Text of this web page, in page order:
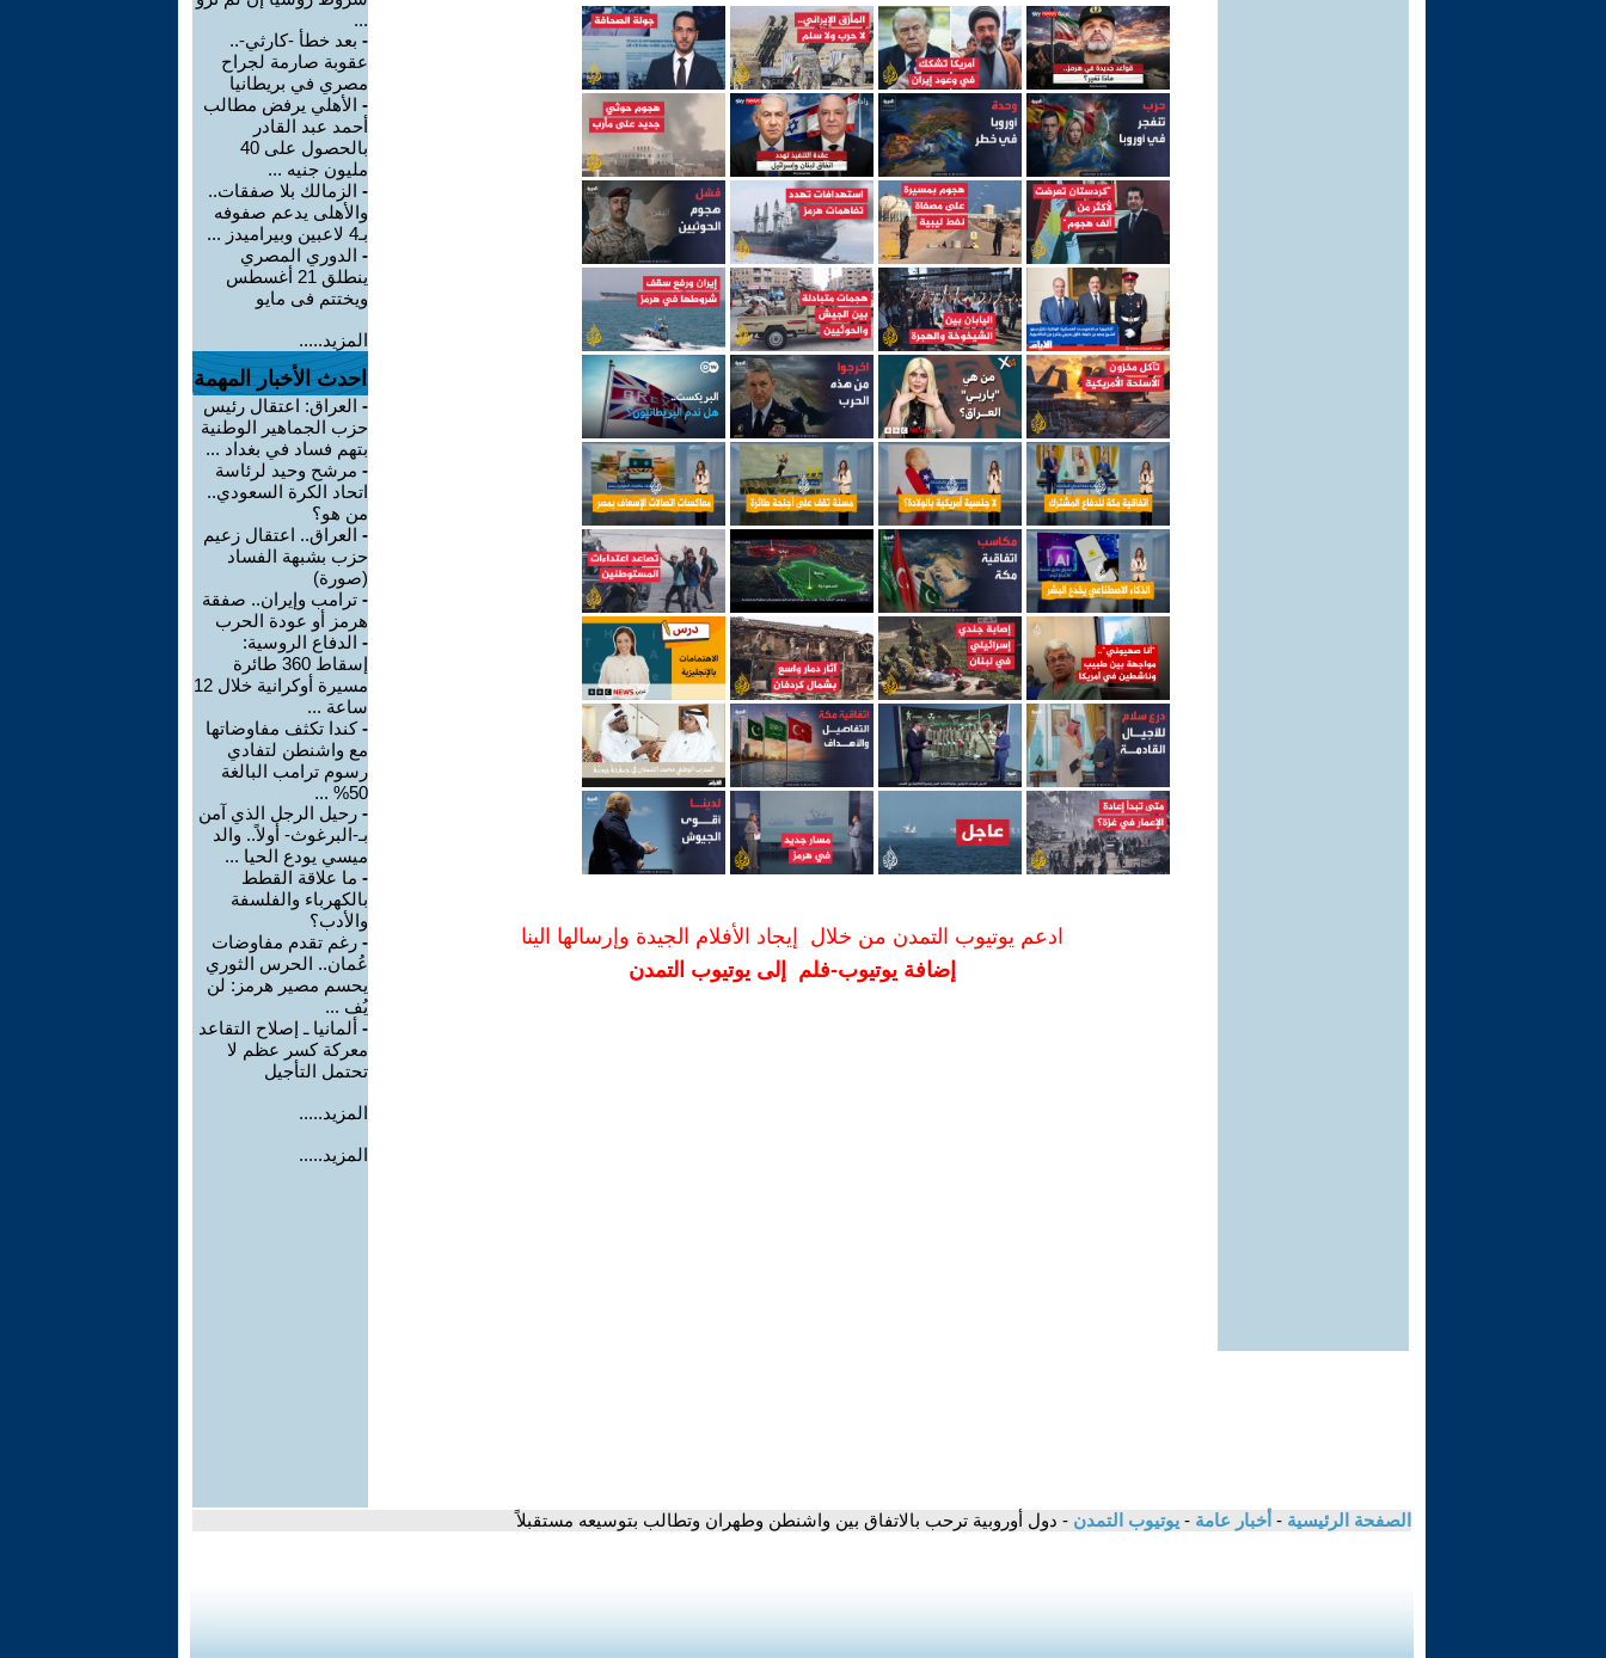
ادعم يوتيوب التمدن من خلال إيجاد الأفلام الجيدة وإرسالها الينا
إضافة يوتيوب-فلم إلى يوتيوب التمدن
...
- بعد خطأ -كارثي-..
عقوبة صارمة لجراح
مصري في بريطانيا
- الأهلي يرفض مطالب
أحمد عبد القادر
بالحصول على 40
مليون جنيه ...
- الزمالك بلا صفقات..
والأهلى يدعم صفوفه
بـ4 لاعبين وبيراميدز ...
- الدوري المصري
ينطلق 21 أغسطس
ويختتم فى مايو
المزيد.....
احدث الأخبار المهمة
- العراق: اعتقال رئيس
حزب الجماهير الوطنية
بتهم فساد في بغداد ...
- مرشح وحيد لرئاسة
اتحاد الكرة السعودي..
من هو؟
- العراق.. اعتقال زعيم
حزب بشبهة الفساد
(صورة)
- ترامب وإيران.. صفقة
هرمز أو عودة الحرب
- الدفاع الروسية:
إسقاط 360 طائرة
مسيرة أوكرانية خلال 12
ساعة ...
-كندا تكثف مفاوضاتها
مع واشنطن لتفادي
رسوم ترامب البالغة
50% ...
- رحيل الرجل الذي آمن
بـ-البرغوث- أولاً.. والد
ميسي يودع الحيا ...
- ما علاقة القطط
بالكهرباء والفلسفة
والأدب؟
- رغم تقدم مفاوضات
عُمان.. الحرس الثوري
يحسم مصير هرمز: لن
يُف ...
- ألمانيا ـ إصلاح التقاعد
معركة كسر عظم لا
تحتمل التأجيل
المزيد.....
المزيد.....
الصفحة الرئيسية - أخبار عامة - يوتيوب التمدن - دول أوروبية ترحب بالاتفاق بين واشنطن وطهران وتطالب بتوسيعه مستقبلاً